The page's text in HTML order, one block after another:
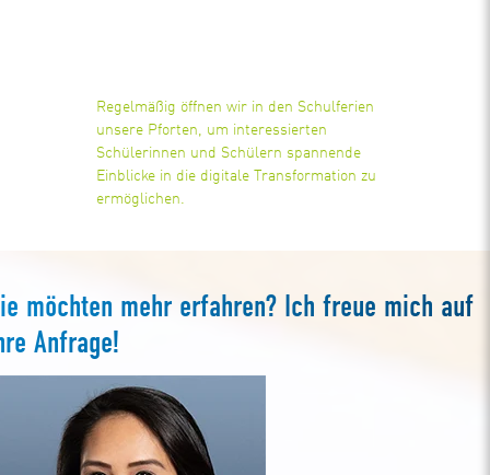
Regelmäßig öffnen wir in den Schulferien
unsere Pforten, um interessierten
Schülerinnen und Schülern spannende
Einblicke in die digitale Transformation zu
ermöglichen.
möchten mehr erfahren? Ich freue mich auf
Anfrage!